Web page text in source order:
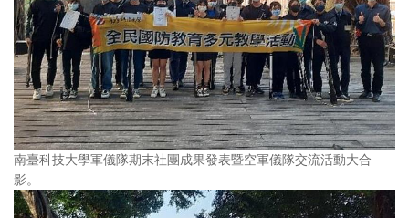
南臺科技大學軍儀隊期末社團成果發表暨空軍儀隊交流活動大合
影。